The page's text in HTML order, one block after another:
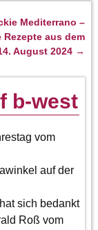
Mediterrano –
Rezepte aus dem
August 2024 →
b-west
vom
auf der
sich bedankt
Roß vom